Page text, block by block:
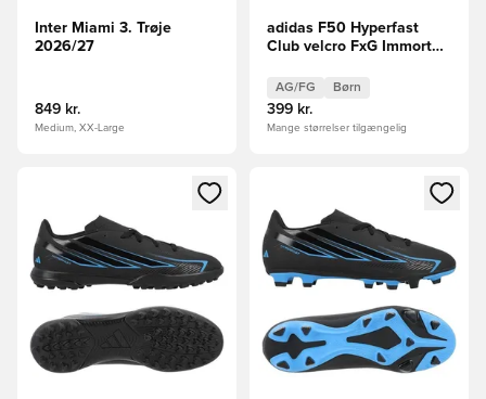
Inter Miami 3. Trøje
2026/27
849 kr.
Medium, XX-Large
adidas F50 Hyperfast
Club velcro FxG Immortal
AG/FG Børn
399 kr.
Mange størrelser tilgængelig
Åbner en Modal til at logge ind eller tilmelde dig som
Åbner en Modal til at logge